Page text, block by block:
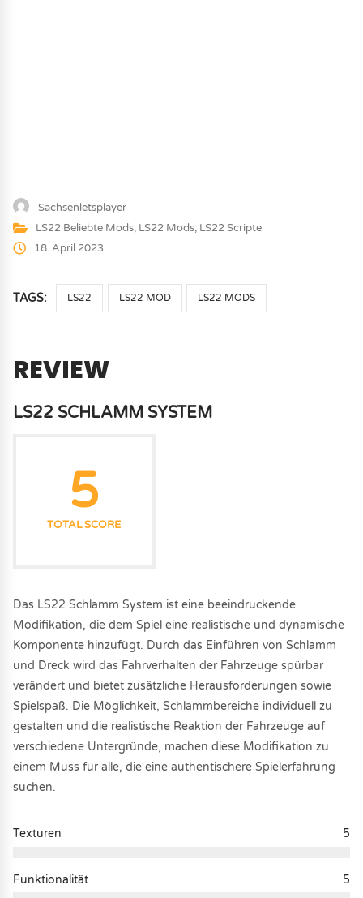
Sachsenletsplayer
LS22 Beliebte Mods, LS22 Mods, LS22 Scripte
18. April 2023
TAGS: LS22 LS22 MOD LS22 MODS
REVIEW
LS22 SCHLAMM SYSTEM
5
TOTAL SCORE
Das LS22 Schlamm System ist eine beeindruckende
Modifikation, die dem Spiel eine realistische und dynamische
Komponente hinzufügt. Durch das Einführen von Schlamm
und Dreck wird das Fahrverhalten der Fahrzeuge spürbar
verändert und bietet zusätzliche Herausforderungen sowie
Spielspaß. Die Möglichkeit, Schlammbereiche individuell zu
gestalten und die realistische Reaktion der Fahrzeuge auf
verschiedene Untergründe, machen diese Modifikation zu
einem Muss für alle, die eine authentischere Spielerfahrung
suchen.
Texturen 5
Funktionalität 5